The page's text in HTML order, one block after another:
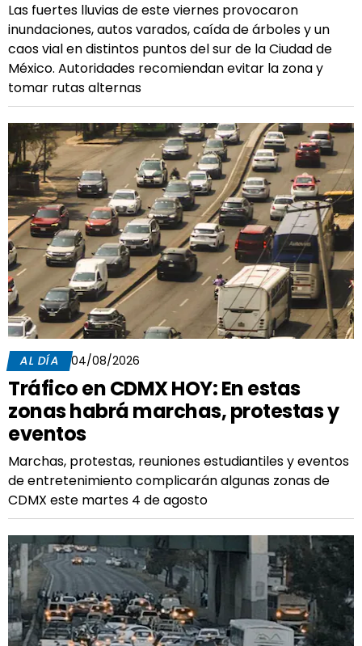
Las fuertes lluvias de este viernes provocaron
inundaciones, autos varados, caída de árboles y un
caos vial en distintos puntos del sur de la Ciudad de
México. Autoridades recomiendan evitar la zona y
tomar rutas alternas
AL DÍA 04/08/2026
Tráfico en CDMX HOY: En estas
zonas habrá marchas, protestas y
eventos
Marchas, protestas, reuniones estudiantiles y eventos
de entretenimiento complicarán algunas zonas de
CDMX este martes 4 de agosto